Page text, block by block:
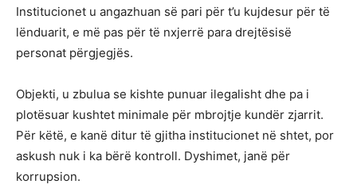
Institucionet u angazhuan së pari për t’u kujdesur për të
lënduarit, e më pas për të nxjerrë para drejtësisë
personat përgjegjës.
Objekti, u zbulua se kishte punuar ilegalisht dhe pa i
plotësuar kushtet minimale për mbrojtje kundër zjarrit.
Për këtë, e kanë ditur të gjitha institucionet në shtet, por
askush nuk i ka bërë kontroll. Dyshimet, janë për
korrupsion.